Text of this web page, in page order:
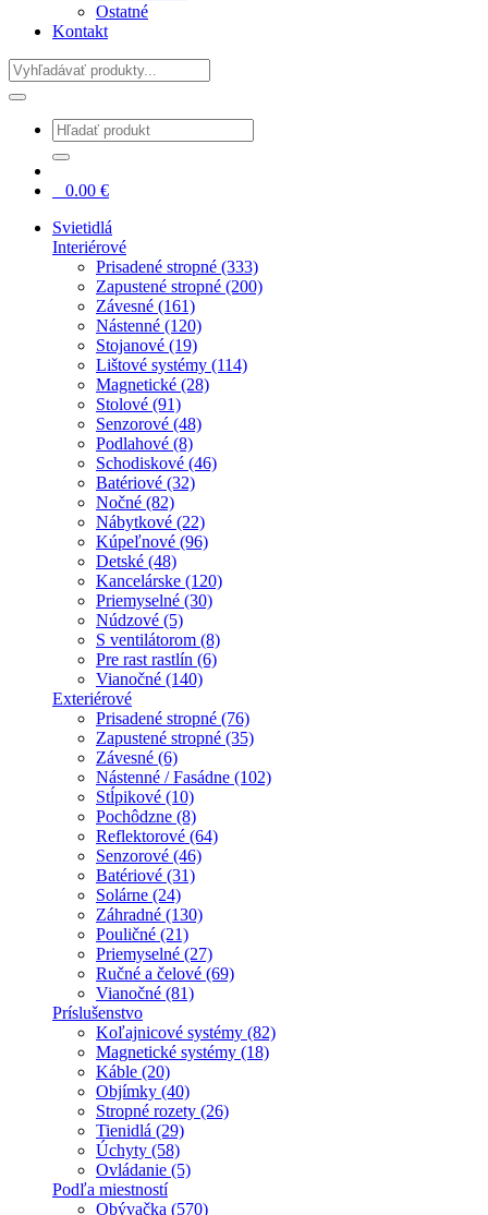
Ostatné
Kontakt
Hladať
0.00 €
Svietidlá
Interiérové
Prisadené stropné (333)
Zapustené stropné (200)
Závesné (161)
Nástenné (120)
Stojanové (19)
Lištové systémy (114)
Magnetické (28)
Stolové (91)
Senzorové (48)
Podlahové (8)
Schodiskové (46)
Batériové (32)
Nočné (82)
Nábytkové (22)
Kúpeľnové (96)
Detské (48)
Kancelárske (120)
Priemyselné (30)
Núdzové (5)
S ventilátorom (8)
Pre rast rastlín (6)
Vianočné (140)
Exteriérové
Prisadené stropné (76)
Zapustené stropné (35)
Závesné (6)
Nástenné / Fasádne (102)
Stĺpikové (10)
Pochôdzne (8)
Reflektorové (64)
Senzorové (46)
Batériové (31)
Solárne (24)
Záhradné (130)
Pouličné (21)
Priemyselné (27)
Ručné a čelové (69)
Vianočné (81)
Príslušenstvo
Koľajnicové systémy (82)
Magnetické systémy (18)
Káble (20)
Objímky (40)
Stropné rozety (26)
Tienidlá (29)
Úchyty (58)
Ovládanie (5)
Podľa miestností
Obývačka (570)